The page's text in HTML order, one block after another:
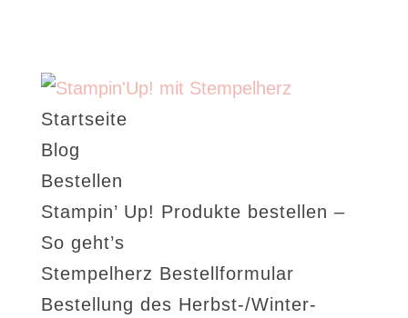
Startseite
Blog
Bestellen
Stampin’ Up! Produkte bestellen –
So geht’s
Stempelherz Bestellformular
Bestellung des Herbst-/Winter-